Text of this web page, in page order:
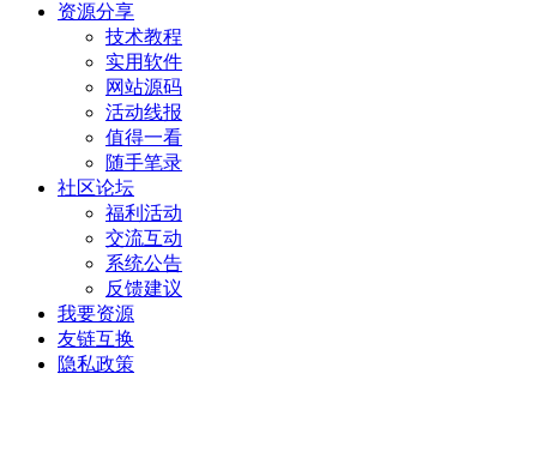
资源分享
技术教程
实用软件
网站源码
活动线报
值得一看
随手笔录
社区论坛
福利活动
交流互动
系统公告
反馈建议
我要资源
友链互换
隐私政策